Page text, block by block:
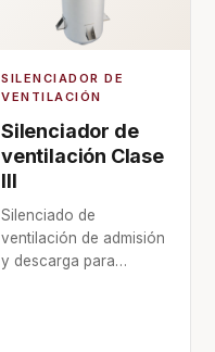
SILENCIADOR DE
VENTILACIÓN
Silenciador de
ventilación Clase
III
Silenciado de
ventilación de admisión
y descarga para